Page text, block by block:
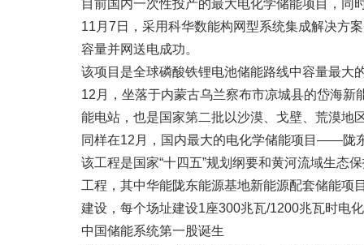
目前国内一次性投产的最大电化学储能项目，
11月7日，采用科华数能构网型系统集成解决方
容量并网送电成功。
该项目是全球磷酸铁锂电池储能路线中容量最大
12月，坐落于内蒙古乌兰察布市凉城县的岱海
能电站，也是国家第二批以沙漠、戈壁、荒漠地
同样在12月，国内最大的电化学储能项目——陇
该工程是国家“十四五”规划纲要和黄河流域生态
工程，其中华能陇东能源基地新能源配套储能项
建设，每个场址建设1座300兆瓦/1200兆瓦时电
中国储能系统第一股诞生